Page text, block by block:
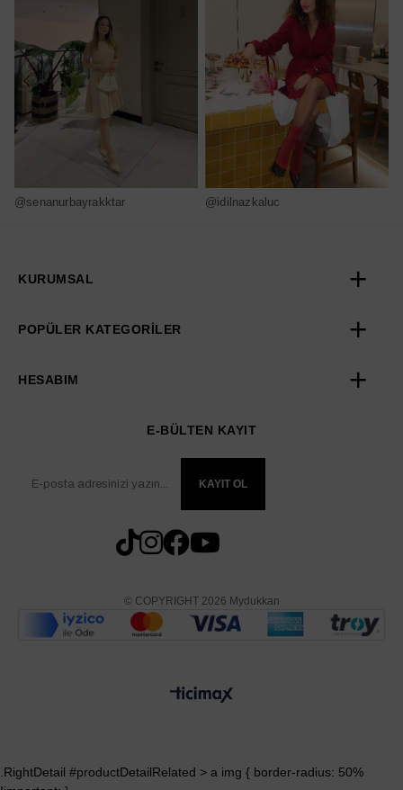
@senanurbayrakktar @idilnazkaluc
KURUMSAL
POPÜLER KATEGORİLER
HESABIM
E-BÜLTEN KAYIT
KAYIT OL
© COPYRIGHT 2026 Mydukkan
.RightDetail #productDetailRelated > a img { border-radius: 50%